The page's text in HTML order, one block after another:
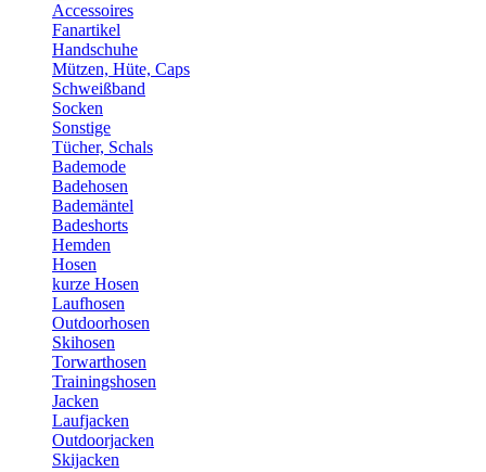
Accessoires
Fanartikel
Handschuhe
Mützen, Hüte, Caps
Schweißband
Socken
Sonstige
Tücher, Schals
Bademode
Badehosen
Bademäntel
Badeshorts
Hemden
Hosen
kurze Hosen
Laufhosen
Outdoorhosen
Skihosen
Torwarthosen
Trainingshosen
Jacken
Laufjacken
Outdoorjacken
Skijacken